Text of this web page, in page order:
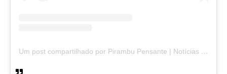
Um post compartilhado por Pirambu Pensante | Notícias & Entretenimento (@pirambupensante)